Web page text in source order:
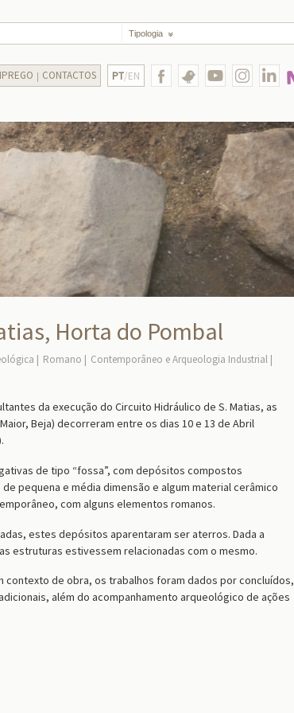
Tipologia
CONTACTOS PT/EN
Horta do Pombal
Romano
Contemporâneo e Arqueologia Industrial
da execução do Circuito Hidráulico de S. Matias, as
Beja) decorreram entre os dias 10 e 13 de Abril
de tipo “fossa”, com depósitos compostos
pequena e média dimensão e algum material cerâmico
com alguns elementos romanos.
estes depósitos aparentaram ser aterros. Dada a
estruturas estivessem relacionadas com o mesmo.
de obra, os trabalhos foram dados por concluídos,
além do acompanhamento arqueológico de ações